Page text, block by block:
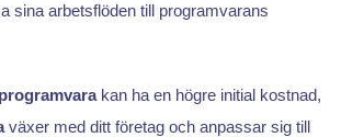
sina arbetsflöden till programvarans
kan ha en högre initial kostnad,
växer med ditt företag och anpassar sig till